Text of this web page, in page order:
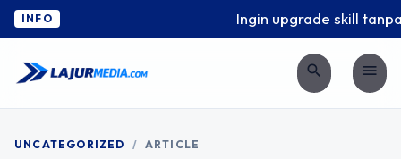
INFO Ingin upgrade skill
search menu
UNCATEGORIZED / ARTICLE